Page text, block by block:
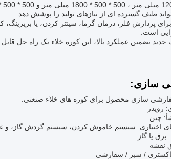
طیف گسترده ای از نیازهای تولید را پوشش دهد.
است.
جدید تضمین عملکرد بالا، این کوره خلاء یک راه حل قابل
سازی:
سازی محصول برای کوره های خلاء صنعتی:
رویدر
چین
اختیاری: سیستم خاموش کردن، سیستم گردش گاز، و
یا گاز
نقشه
/ سبز / سفارشی